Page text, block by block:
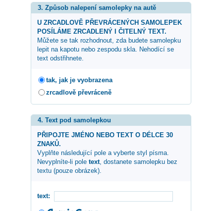
3. Způsob nalepení samolepky na autě
U ZRCADLOVĚ PŘEVRÁCENÝCH SAMOLEPEK
POSÍLÁME ZRCADLENÝ I ČITELNÝ TEXT.
Můžete se tak rozhodnout, zda budete samolepku
lepit na kapotu nebo zespodu skla. Nehodící se
text odstřihnete.
tak, jak je vyobrazena
zrcadlově převráceně
4. Text pod samolepkou
PŘIPOJTE JMÉNO NEBO TEXT O DÉLCE 30
ZNAKŮ.
Vyplňte následující pole a vyberte styl písma.
Nevyplníte-li pole text, dostanete samolepku bez
textu (pouze obrázek).
text: